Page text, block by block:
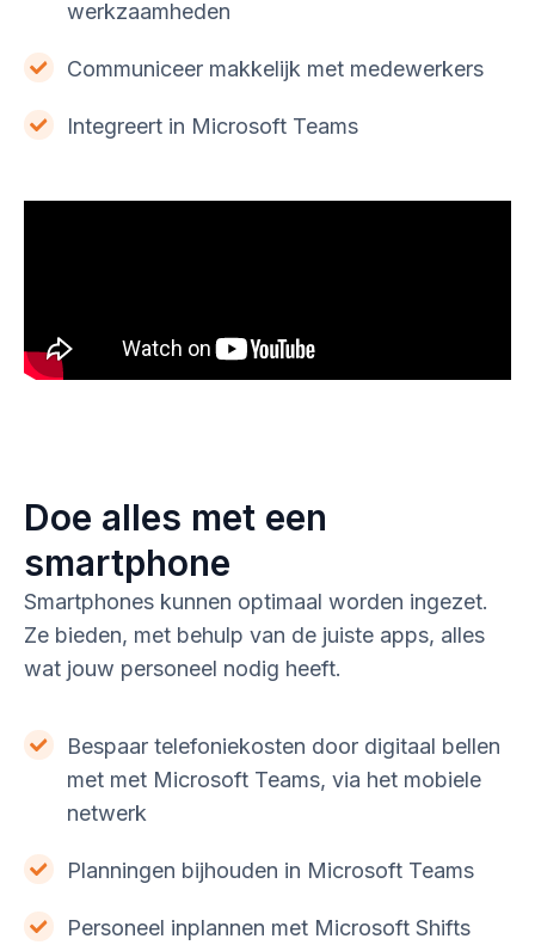
werkzaamheden
Communiceer makkelijk met medewerkers
Integreert in Microsoft Teams
Doe alles met een
smartphone
Smartphones kunnen optimaal worden ingezet.
Ze bieden, met behulp van de juiste apps, alles
wat jouw personeel nodig heeft.
Bespaar telefoniekosten door digitaal bellen
met met Microsoft Teams, via het mobiele
netwerk
Planningen bijhouden in Microsoft Teams
Personeel inplannen met Microsoft Shifts